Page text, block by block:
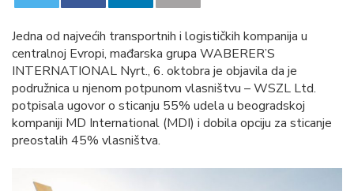
Jedna od najvećih transportnih i logističkih kompanija u
centralnoj Evropi, mađarska grupa WABERER’S
INTERNATIONAL Nyrt., 6. oktobra je objavila da je
podružnica u njenom potpunom vlasništvu – WSZL Ltd.
potpisala ugovor o sticanju 55% udela u beogradskoj
kompaniji MD International (MDI) i dobila opciju za sticanje
preostalih 45% vlasništva.